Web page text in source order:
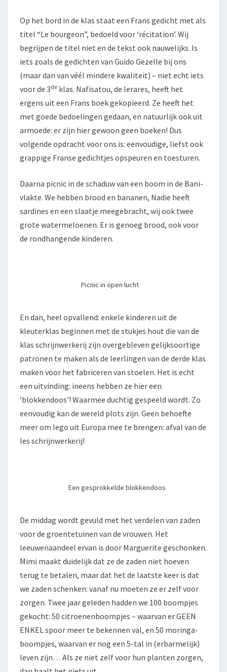
Op het bord in de klas staat een Frans gedicht met als
titel “Le bourgeon”, bedoeld voor ‘récitation’. Wij
begrijpen de titel niet en de tekst ook nauwelijks. Is
iets zoals de gedichten van Guido Gezelle bij ons
(maar dan van véél mindere kwaliteit) – niet echt iets
voor de 3de klas. Nafisatou, de lerares, heeft het
ergens uit een Frans boek gekopieerd. Ze heeft het
met goede bedoelingen gedaan, en natuurlijk ook uit
armoede: er zijn hier gewoon geen boeken! Dus
volgende opdracht voor ons is: eenvoudige, liefst ook
grappige Franse gedichtjes opspeuren en toesturen.
Daarna picnic in de schaduw van een boom in de Bani-
vlakte. We hebben brood en bananen, Nadie heeft
sardines en een slaatje meegebracht, wij ook twee
grote watermeloenen. Er is genoeg brood, ook voor
de rondhangende kinderen.
Picnic in open lucht
En dan, heel opvallend: enkele kinderen uit de
kleuterklas beginnen met de stukjes hout die van de
klas schrijnwerkerij zijn overgebleven gelijksoortige
patronen te maken als de leerlingen van de derde klas
maken voor het fabriceren van stoelen. Het is echt
een uitvinding: ineens hebben ze hier een
‘blokkendoos’! Waarmee duchtig gespeeld wordt. Zo
eenvoudig kan de wereld plots zijn. Geen behoefte
meer om lego uit Europa mee te brengen: afval van de
les schrijnwerkerij!
Een gesprokkelde blokkendoos
De middag wordt gevuld met het verdelen van zaden
voor de groentetuinen van de vrouwen. Het
leeuwenaandeel ervan is door Marguerite geschonken.
Mimi maakt duidelijk dat ze de zaden niet hoeven
terug te betalen, maar dat het de laatste keer is dat
we zaden schenken: vanaf nu moeten ze er zelf voor
zorgen. Twee jaar geleden hadden we 100 boompjes
gekocht: 50 citroenenboompjes – waarvan er GEEN
ENKEL spoor meer te bekennen val, en 50 moringa-
boompjes, waarvan er nog een 5-tal in (erbarmelijk)
leven zijn… Als ze niet zelf voor hun planten zorgen,